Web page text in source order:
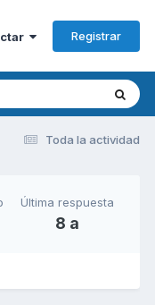
Registrar
Toda la actividad
Última respuesta
8 a